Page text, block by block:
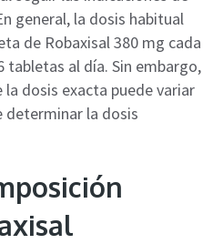
general, la dosis habitual
de Robaxisal 380 mg cada
tabletas al día. Sin embargo,
dosis exacta puede variar
determinar la dosis